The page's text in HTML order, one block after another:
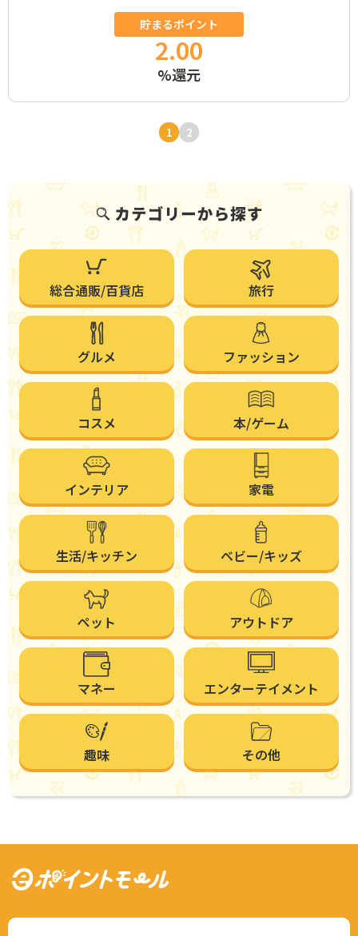
総合通販/百貨店 旅行
グルメ ファッション
コスメ 本/ゲーム
インテリア 家電
生活/キッチン ベビー/キッズ
ペット アウトドア
マネー エンターテイメント
趣味 その他
貯まるポイント
2.00
%還元
1 2